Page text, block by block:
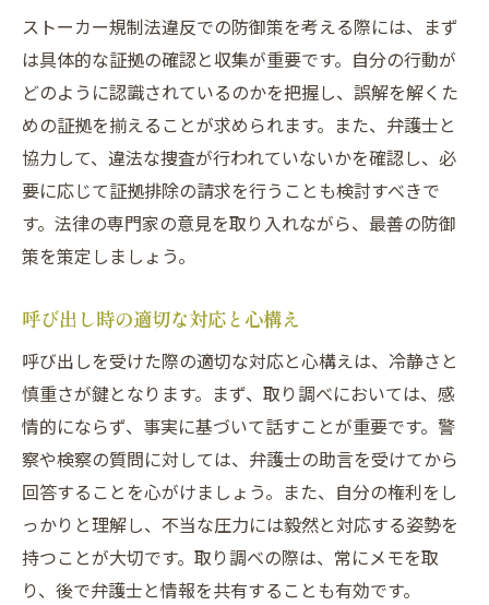
ストーカー規制法違反での防御策を考える際には、まず
は具体的な証拠の確認と収集が重要です。自分の行動が
どのように認識されているのかを把握し、誤解を解くた
めの証拠を揃えることが求められます。また、弁護士と
協力して、違法な捜査が行われていないかを確認し、必
要に応じて証拠排除の請求を行うことも検討すべきで
す。法律の専門家の意見を取り入れながら、最善の防御
策を策定しましょう。
呼び出し時の適切な対応と心構え
呼び出しを受けた際の適切な対応と心構えは、冷静さと
慎重さが鍵となります。まず、取り調べにおいては、感
情的にならず、事実に基づいて話すことが重要です。警
察や検察の質問に対しては、弁護士の助言を受けてから
回答することを心がけましょう。また、自分の権利をし
っかりと理解し、不当な圧力には毅然と対応する姿勢を
持つことが大切です。取り調べの際は、常にメモを取
り、後で弁護士と情報を共有することも有効です。